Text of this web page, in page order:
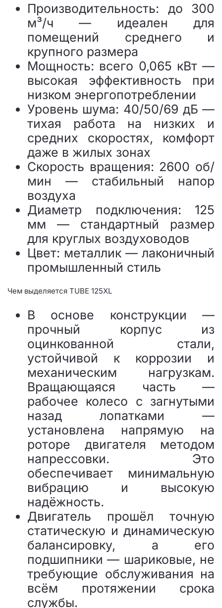
Производительность: до 300
м³/ч — идеален для
помещений среднего и
крупного размера
Мощность: всего 0,065 кВт —
высокая эффективность при
низком энергопотреблении
Уровень шума: 40/50/69 дБ —
тихая работа на низких и
средних скоростях, комфорт
даже в жилых зонах
Скорость вращения: 2600 об/
мин — стабильный напор
воздуха
Диаметр подключения: 125
мм — стандартный размер
для круглых воздуховодов
Цвет: металлик — лаконичный
промышленный стиль
Чем выделяется TUBE 125XL
В основе конструкции —
прочный корпус из
оцинкованной стали,
устойчивой к коррозии и
механическим нагрузкам.
Вращающаяся часть —
рабочее колесо с загнутыми
назад лопатками —
установлена напрямую на
роторе двигателя методом
напрессовки. Это
обеспечивает минимальную
вибрацию и высокую
надёжность.
Двигатель прошёл точную
статическую и динамическую
балансировку, а его
подшипники — шариковые, не
требующие обслуживания на
всём протяжении срока
службы.